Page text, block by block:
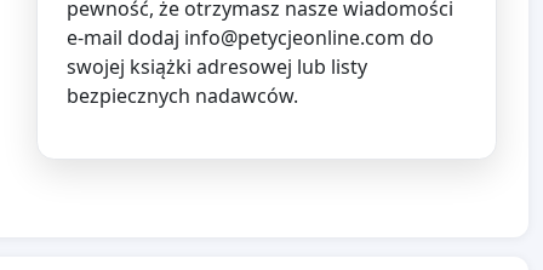
pewność, że otrzymasz nasze wiadomości
e-mail dodaj info@petycjeonline.com do
swojej książki adresowej lub listy
bezpiecznych nadawców.